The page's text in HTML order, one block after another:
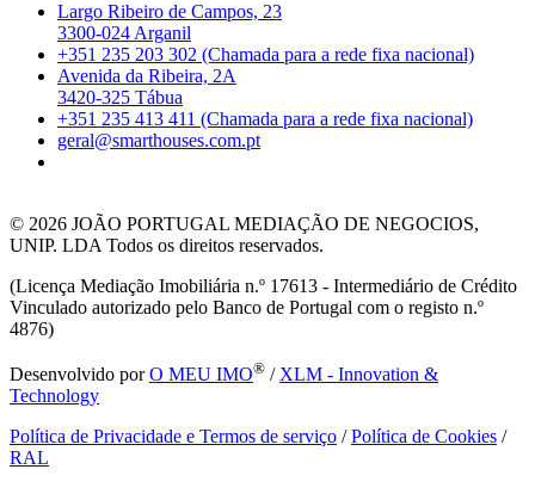
Largo Ribeiro de Campos, 23
3300-024 Arganil
+351 235 203 302 (Chamada para a rede fixa nacional)
Avenida da Ribeira, 2A
3420-325 Tábua
+351 235 413 411 (Chamada para a rede fixa nacional)
geral@smarthouses.com.pt
© 2026 JOÃO PORTUGAL MEDIAÇÃO DE NEGOCIOS,
UNIP. LDA Todos os direitos reservados.
(Licença Mediação Imobiliária n.º 17613 - Intermediário de Crédito
Vinculado autorizado pelo Banco de Portugal com o registo n.º
4876)
Desenvolvido porO MEU IMO® / XLM - Innovation &
Technology
Política de Privacidade e Termos de serviço /Política de Cookies /
RAL